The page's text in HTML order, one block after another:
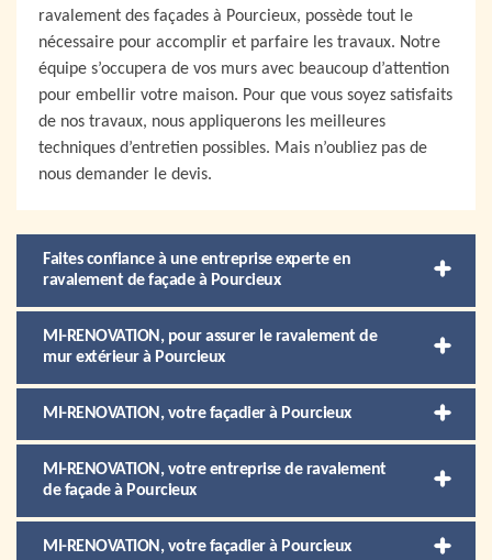
ravalement des façades à Pourcieux, possède tout le
nécessaire pour accomplir et parfaire les travaux. Notre
équipe s’occupera de vos murs avec beaucoup d’attention
pour embellir votre maison. Pour que vous soyez satisfaits
de nos travaux, nous appliquerons les meilleures
techniques d’entretien possibles. Mais n’oubliez pas de
nous demander le devis.
Faites confiance à une entreprise experte en
ravalement de façade à Pourcieux
MI-RENOVATION, pour assurer le ravalement de
mur extérieur à Pourcieux
MI-RENOVATION, votre façadier à Pourcieux
MI-RENOVATION, votre entreprise de ravalement
de façade à Pourcieux
MI-RENOVATION, votre façadier à Pourcieux